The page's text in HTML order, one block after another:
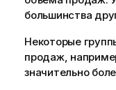
большинства
Некоторые
продаж,
значительно